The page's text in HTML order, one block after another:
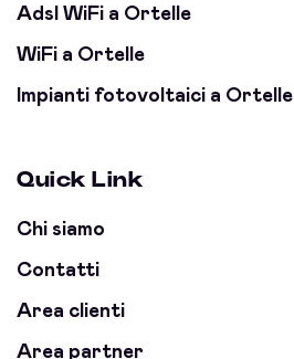
Adsl WiFi a Ortelle
WiFi a Ortelle
Impianti fotovoltaici a Ortelle
Quick Link
Chi siamo
Contatti
Area clienti
Area partner